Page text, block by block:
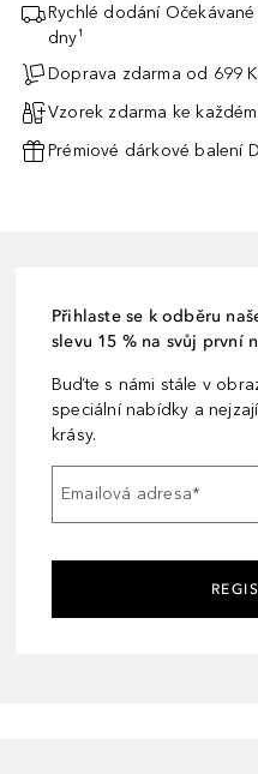
Rychlé dodání
dny¹
Doprava zdarma od 699
Vzorek zdarma ke
Prémiové dárkové balení
Přihlaste se k odběru
slevu 15 % na svůj první
Buďte s námi stále v
speciální nabídky a
krásy.
Emailová adresa*